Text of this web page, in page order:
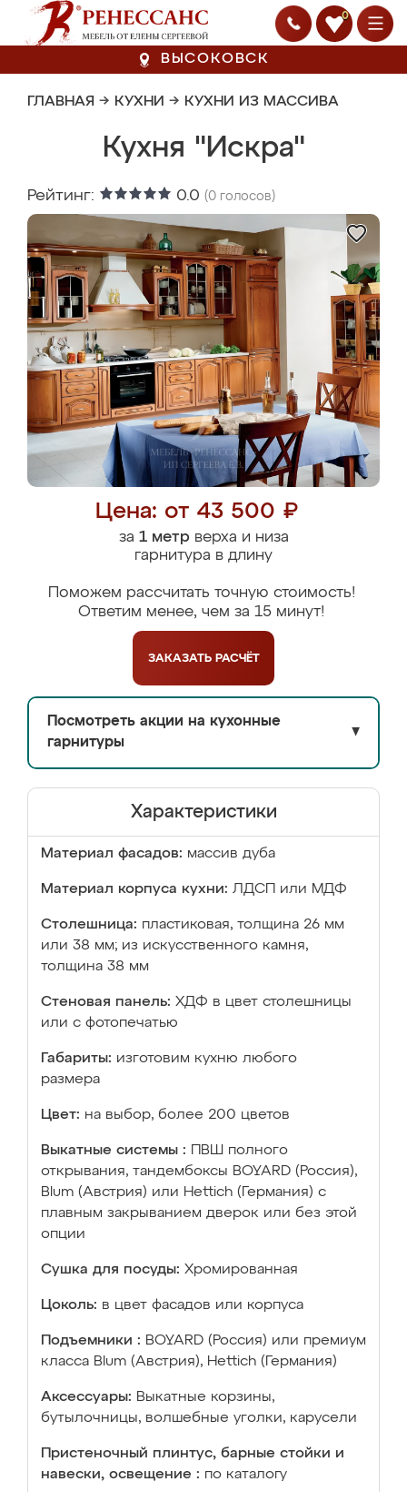
0
ВЫСОКОВСК
ГЛАВНАЯ → КУХНИ → КУХНИ ИЗ МАССИВА
Кухня "Искра"
Рейтинг: 0.0 (0 голосов)
Цена: от 43 500 ₽
за 1 метрверха и низа
гарнитура в длину
Поможем рассчитать точную стоимость!
Ответим менее, чем за 15 минут!
ЗАКАЗАТЬ РАСЧЁТ
Посмотреть акции на кухонные
гарнитуры
▼
Характеристики
Материал фасадов: массив дуба
Материал корпуса кухни: ЛДСП или МДФ
Столешница: пластиковая, толщина 26 мм
или 38 мм; из искусственного камня,
толщина 38 мм
Стеновая панель: ХДФ в цвет столешницы
или с фотопечатью
Габариты: изготовим кухню любого
размера
Цвет: на выбор, более 200 цветов
Выкатные системы :
ПВШ полного
открывания, тандембоксы BOYARD (Россия),
Blum (Австрия) или Hettich (Германия) с
плавным закрыванием дверок или без этой
опции
Сушка для посуды: Хромированная
Цоколь: в цвет фасадов или корпуса
Подъемники : BOYARD (Россия) или премиум
класса Blum (Австрия), Hettich (Германия)
Аксессуары: Выкатные корзины,
бутылочницы, волшебные уголки, карусели
Пристеночный плинтус, барные стойки и
навески, освещение : по каталогу